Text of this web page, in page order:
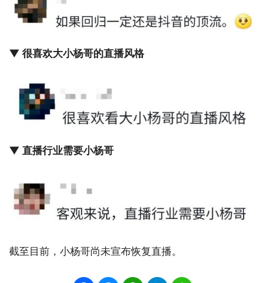
▼ 很喜欢大小杨哥的直播风格
▼ 直播行业需要小杨哥
截至目前，小杨哥尚未宣布恢复直播。